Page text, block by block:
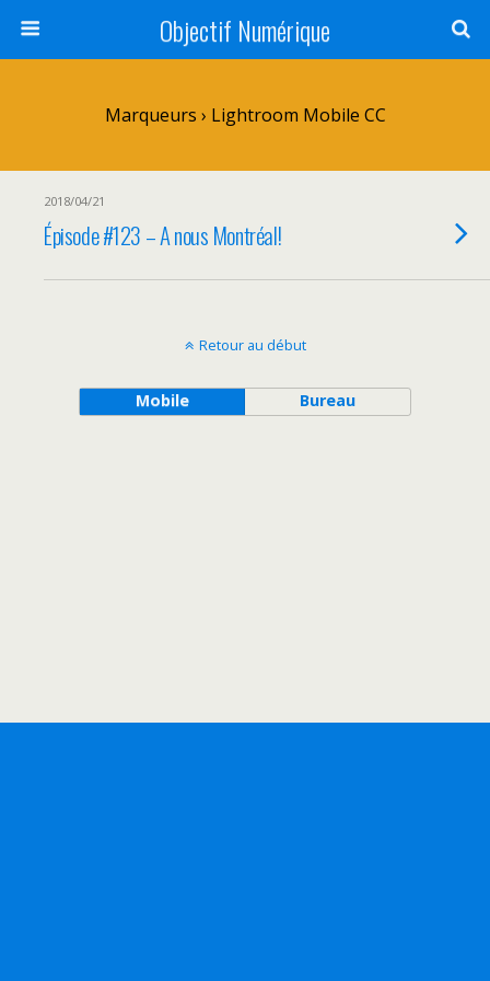
Objectif Numérique
Marqueurs › Lightroom Mobile CC
2018/04/21
Épisode #123 – A nous Montréal!
Retour au début
Mobile Bureau